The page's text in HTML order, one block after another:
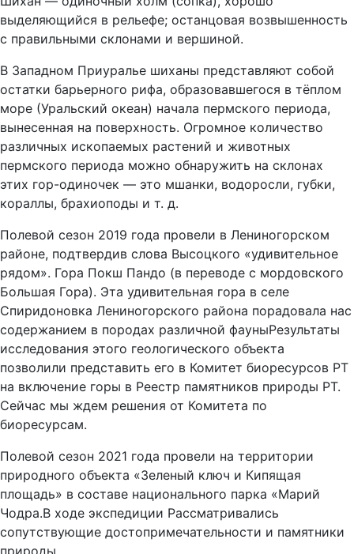
выделяющийся в рельефе; останцовая возвышенность
с правильными склонами и вершиной.
В Западном Приуралье шиханы представляют собой
остатки барьерного рифа, образовавшегося в тёплом
море (Уральский океан) начала пермского периода,
вынесенная на поверхность. Огромное количество
различных ископаемых растений и животных
пермского периода можно обнаружить на склонах
этих гор-одиночек — это мшанки, водоросли, губки,
кораллы, брахиоподы и т. д.
Полевой сезон 2019 года провели в Лениногорском
районе, подтвердив слова Высоцкого «удивительное
рядом». Гора Покш Пандо (в переводе с мордовского
Большая Гора). Эта удивительная гора в селе
Спиридоновка Лениногорского района порадовала нас
содержанием в породах различной фауныРезультаты
исследования этого геологического объекта
позволили представить его в Комитет биоресурсов РТ
на включение горы в Реестр памятников природы РТ.
Сейчас мы ждем решения от Комитета по
биоресурсам.
Полевой сезон 2021 года провели на территории
природного объекта «Зеленый ключ и Кипящая
площадь» в составе национального парка «Марий
Чодра.В ходе экспедиции Рассматривались
сопутствующие достопримечательности и памятники
природы.